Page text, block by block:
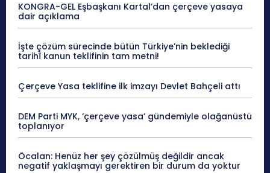
KONGRA-GEL Eşbaşkanı Kartal’dan çerçeve yasaya
dair açıklama
İşte çözüm sürecinde bütün Türkiye’nin beklediği
tarihî kanun teklifinin tam metni!
Çerçeve Yasa teklifine ilk imzayı Devlet Bahçeli attı
DEM Parti MYK, ‘çerçeve yasa’ gündemiyle olağanüstü
toplanıyor
Öcalan: Henüz her şey çözülmüş değildir ancak
negatif yaklaşmayı gerektiren bir durum da yoktur